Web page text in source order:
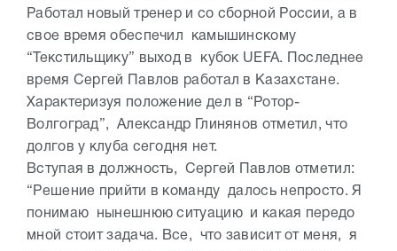
Работал новый тренер и со сборной России, а в
свое время обеспечил камышинскому
“Текстильщику” выход в кубок UEFA. Последнее
время Сергей Павлов работал в Казахстане.
Характеризуя положение дел в “Ротор-
Волгоград”, Александр Глинянов отметил, что
долгов у клуба сегодня нет.
Вступая в должность, Сергей Павлов отметил:
“Решение прийти в команду далось непросто. Я
понимаю нынешнюю ситуацию и какая передо
мной стоит задача. Все, что зависит от меня, я